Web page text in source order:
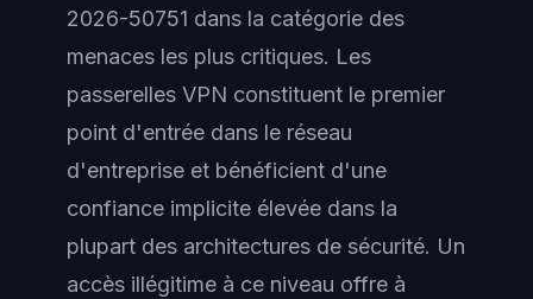
2026-50751 dans la catégorie des
menaces les plus critiques. Les
passerelles VPN constituent le premier
point d'entrée dans le réseau
d'entreprise et bénéficient d'une
confiance implicite élevée dans la
plupart des architectures de sécurité. Un
accès illégitime à ce niveau offre à